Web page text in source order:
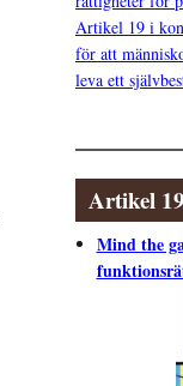
Artikel 19 i
för att
leva ett
Artikel
Mind the